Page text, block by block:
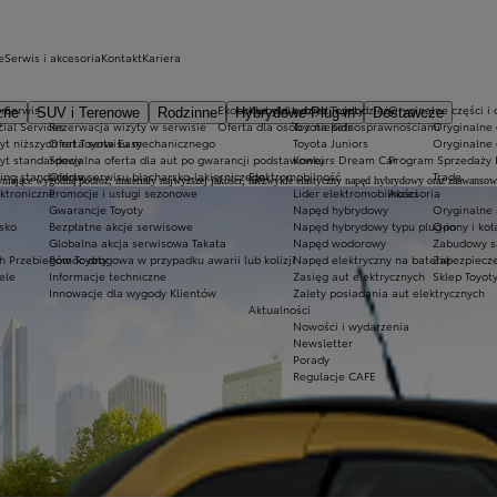
SUV i Terenowe Rodzinne Hybrydowe Plug-in
Dostawcze
Ekobonus dla hybryd Toyoty
Oferta dla osób z niepełnosprawnościami
Przebiegów Toyoty
Kluby dla dzieci i młodzieży
Toyota Kids
Toyota Juniors
Konkurs Dream Car
Elektromobilność
Lider elektromobilności
Napęd hybrydowy
Napęd hybrydowy typu plug-in
Napęd wodorowy
Napęd elektryczny na baterię
Zasięg aut elektrycznych
Zalety posiadania aut elektrycznych
Aktualności
Nowości i wydarzenia
Newsletter
Porady
Regulacje CAFE
Services
niższych rat Toyota Easy
standardowy
standardowy
Serwis i akcesoria
Serwis
Rezerwacja wizyty w serwisie
Oferta serwisu mechanicznego
Specjalna oferta dla aut po gwarancji podstawowej
Oferta serwisu blacharsko-lakierniczego
Promocje i usługi sezonowe
Gwarancje Toyoty
Bezpłatne akcje serwisowe
Globalna akcja serwisowa Takata
Pomoc drogowa w przypadku awarii lub kolizji
Informacje techniczne
Innowacje dla wygody Klientów
Oryginalne części i
Oryginalne
Oryginalne
Program
Trade
Akcesoria
Oryginalne
Opony i
Zabudowy
Sklep Toyoty
KontaktKariera
wygodną podróż, materiały najwyższej jakości, niezwykle elastyczny napęd hybrydowy oraz